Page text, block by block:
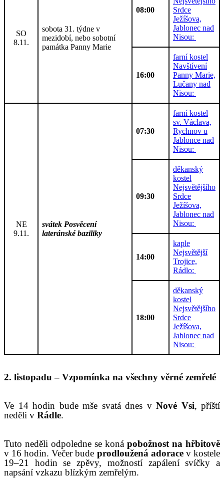
SO
8.11.
sobota 31. týdne v
mezidobí, nebo sobotní
památka Panny Marie
08:00
Srdce
Ježíšova,
Jablonec nad
Nisou:
16:00
farní kostel
Navštívení
Panny Marie,
Lučany nad
Nisou:
NE
9.11.
svátek Posvěcení
lateránské baziliky
07:30
farní kostel
sv. Václava,
Rychnov u
Jablonce nad
Nisou:
09:30
děkanský
kostel
Nejsvětějšího
Srdce
Ježíšova,
Jablonec nad
Nisou:
14:00
kaple
Nejsvětější
Trojice,
Rádlo:
18:00
děkanský
kostel
Nejsvětějšího
Srdce
Ježíšova,
Jablonec nad
Nisou:
2. listopadu – Vzpomínka na všechny věrné zemřelé
Ve 14 hodin bude mše svatá dnes v Nové Vsi, příští
neděli v Rádle.
Tuto neděli odpoledne se koná pobožnost na hřbitově
v 16 hodin. Večer bude prodloužená adoracev kostele
19–21 hodin se zpěvy, možností zapálení svíčky a
napsání vzkazu blízkým zemřelým.